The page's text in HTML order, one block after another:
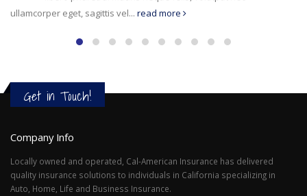
ullamcorper eget, sagittis vel... read more
Get in Touch!
Company Info
Locally owned and operated, Cal-American Insurance has delivered
quality insurance solutions to individuals in California specializing in
Auto, Home, Life and Business Insurance.